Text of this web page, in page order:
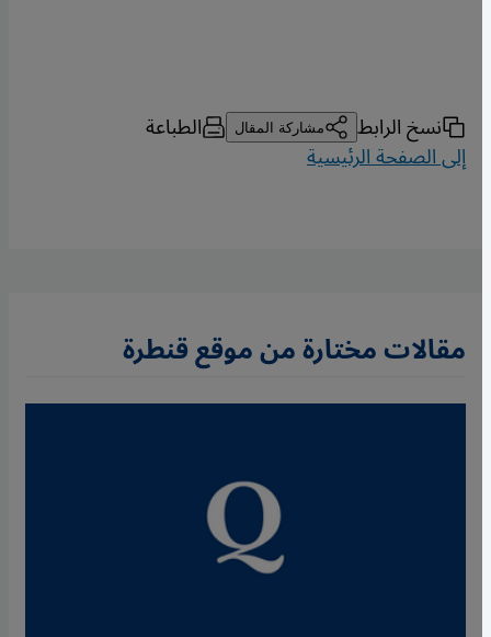
نسخ الرابط مشاركة المقال الطباعة
إلى الصفحة الرئيسية
مقالات مختارة من موقع قنطرة